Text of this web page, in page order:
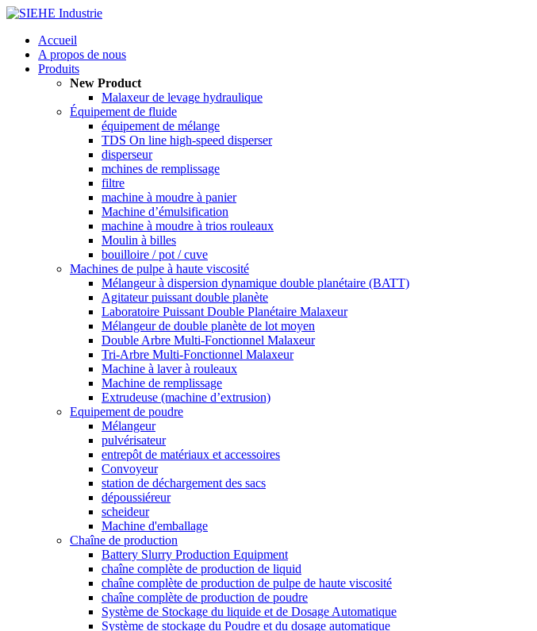
Accueil
A propos de nous
Produits
New Product
Malaxeur de levage hydraulique
Équipement de fluide
équipement de mélange
TDS On line high-speed disperser
disperseur
mchines de remplissage
filtre
machine à moudre à panier
Machine d’émulsification
machine à moudre à trios rouleaux
Moulin à billes
bouilloire / pot / cuve
Machines de pulpe à haute viscosité
Mélangeur à dispersion dynamique double planétaire (BATT)
Agitateur puissant double planète
Laboratoire Puissant Double Planétaire Malaxeur
Mélangeur de double planète de lot moyen
Double Arbre Multi-Fonctionnel Malaxeur
Tri-Arbre Multi-Fonctionnel Malaxeur
Machine à laver à rouleaux
Machine de remplissage
Extrudeuse (machine d’extrusion)
Equipement de poudre
Mélangeur
pulvérisateur
entrepôt de matériaux et accessoires
Convoyeur
station de déchargement des sacs
dépoussiéreur
scheideur
Machine d'emballage
Chaîne de production
Battery Slurry Production Equipment
chaîne complète de production de liquid
chaîne complète de production de pulpe de haute viscosité
chaîne complète de production de poudre
Système de Stockage du liquide et de Dosage Automatique
Système de stockage du Poudre et du dosage automatique